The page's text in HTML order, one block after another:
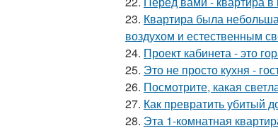
23. Квартира была
воздухом и естественным
24. Проект кабинета - это
25. Это не просто кухня -
26. Посмотрите, какая
27. Как превратить убитый
28. Эта 1-комнатная